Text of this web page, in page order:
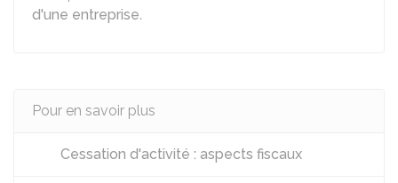
d'une entreprise.
Pour en savoir plus
Cessation d'activité : aspects fiscaux